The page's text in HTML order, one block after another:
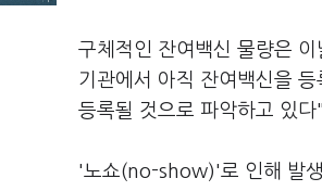
구체적인 잔여백신 물량은
기관에서 아직 잔여백신을
등록될 것으로 파악하고 있다
'노쇼(no-show)'로 인해 발